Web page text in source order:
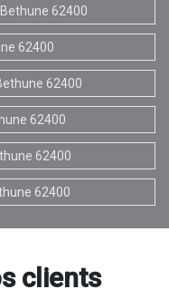
62400
62400
62400
62400
62400
62400
clients